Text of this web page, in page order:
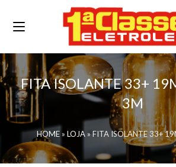
FITA ISOLANTE 33+
3M
HOME» LOJA» FITA ISOLANTE 33+